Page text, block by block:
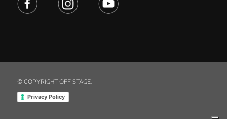
© COPYRIGHT OFF STAGE.
Privacy Policy